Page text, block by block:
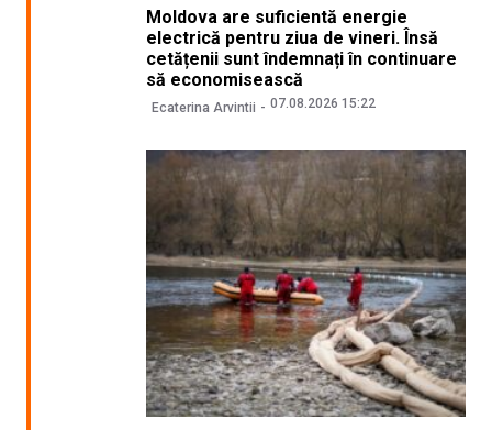
Moldova are suficientă energie
electrică pentru ziua de vineri. Însă
cetățenii sunt îndemnați în continuare
să economisească
Ecaterina Arvintii 07.08.2026 15:22